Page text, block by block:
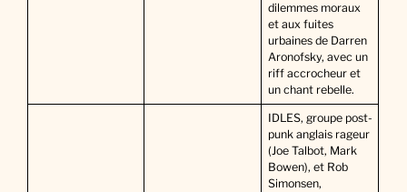
dilemmes moraux
et aux fuites
urbaines de Darren
Aronofsky, avec un
riff accrocheur et
un chant rebelle.
IDLES, groupe post-
punk anglais rageur
(Joe Talbot, Mark
Bowen), et Rob
Simonsen,